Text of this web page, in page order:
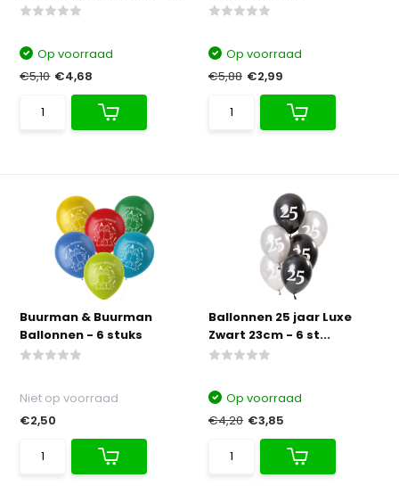
Op voorraad
€5,10 €4,68
Op voorraad
€5,88 €2,99
Buurman & Buurman
Ballonnen - 6 stuks
Niet op voorraad
€2,50
Ballonnen 25 jaar Luxe
Zwart 23cm - 6 st...
Op voorraad
€4,20 €3,85